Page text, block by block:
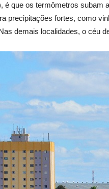
é que os termômetros
precipitações fortes, como
demais localidades, o céu